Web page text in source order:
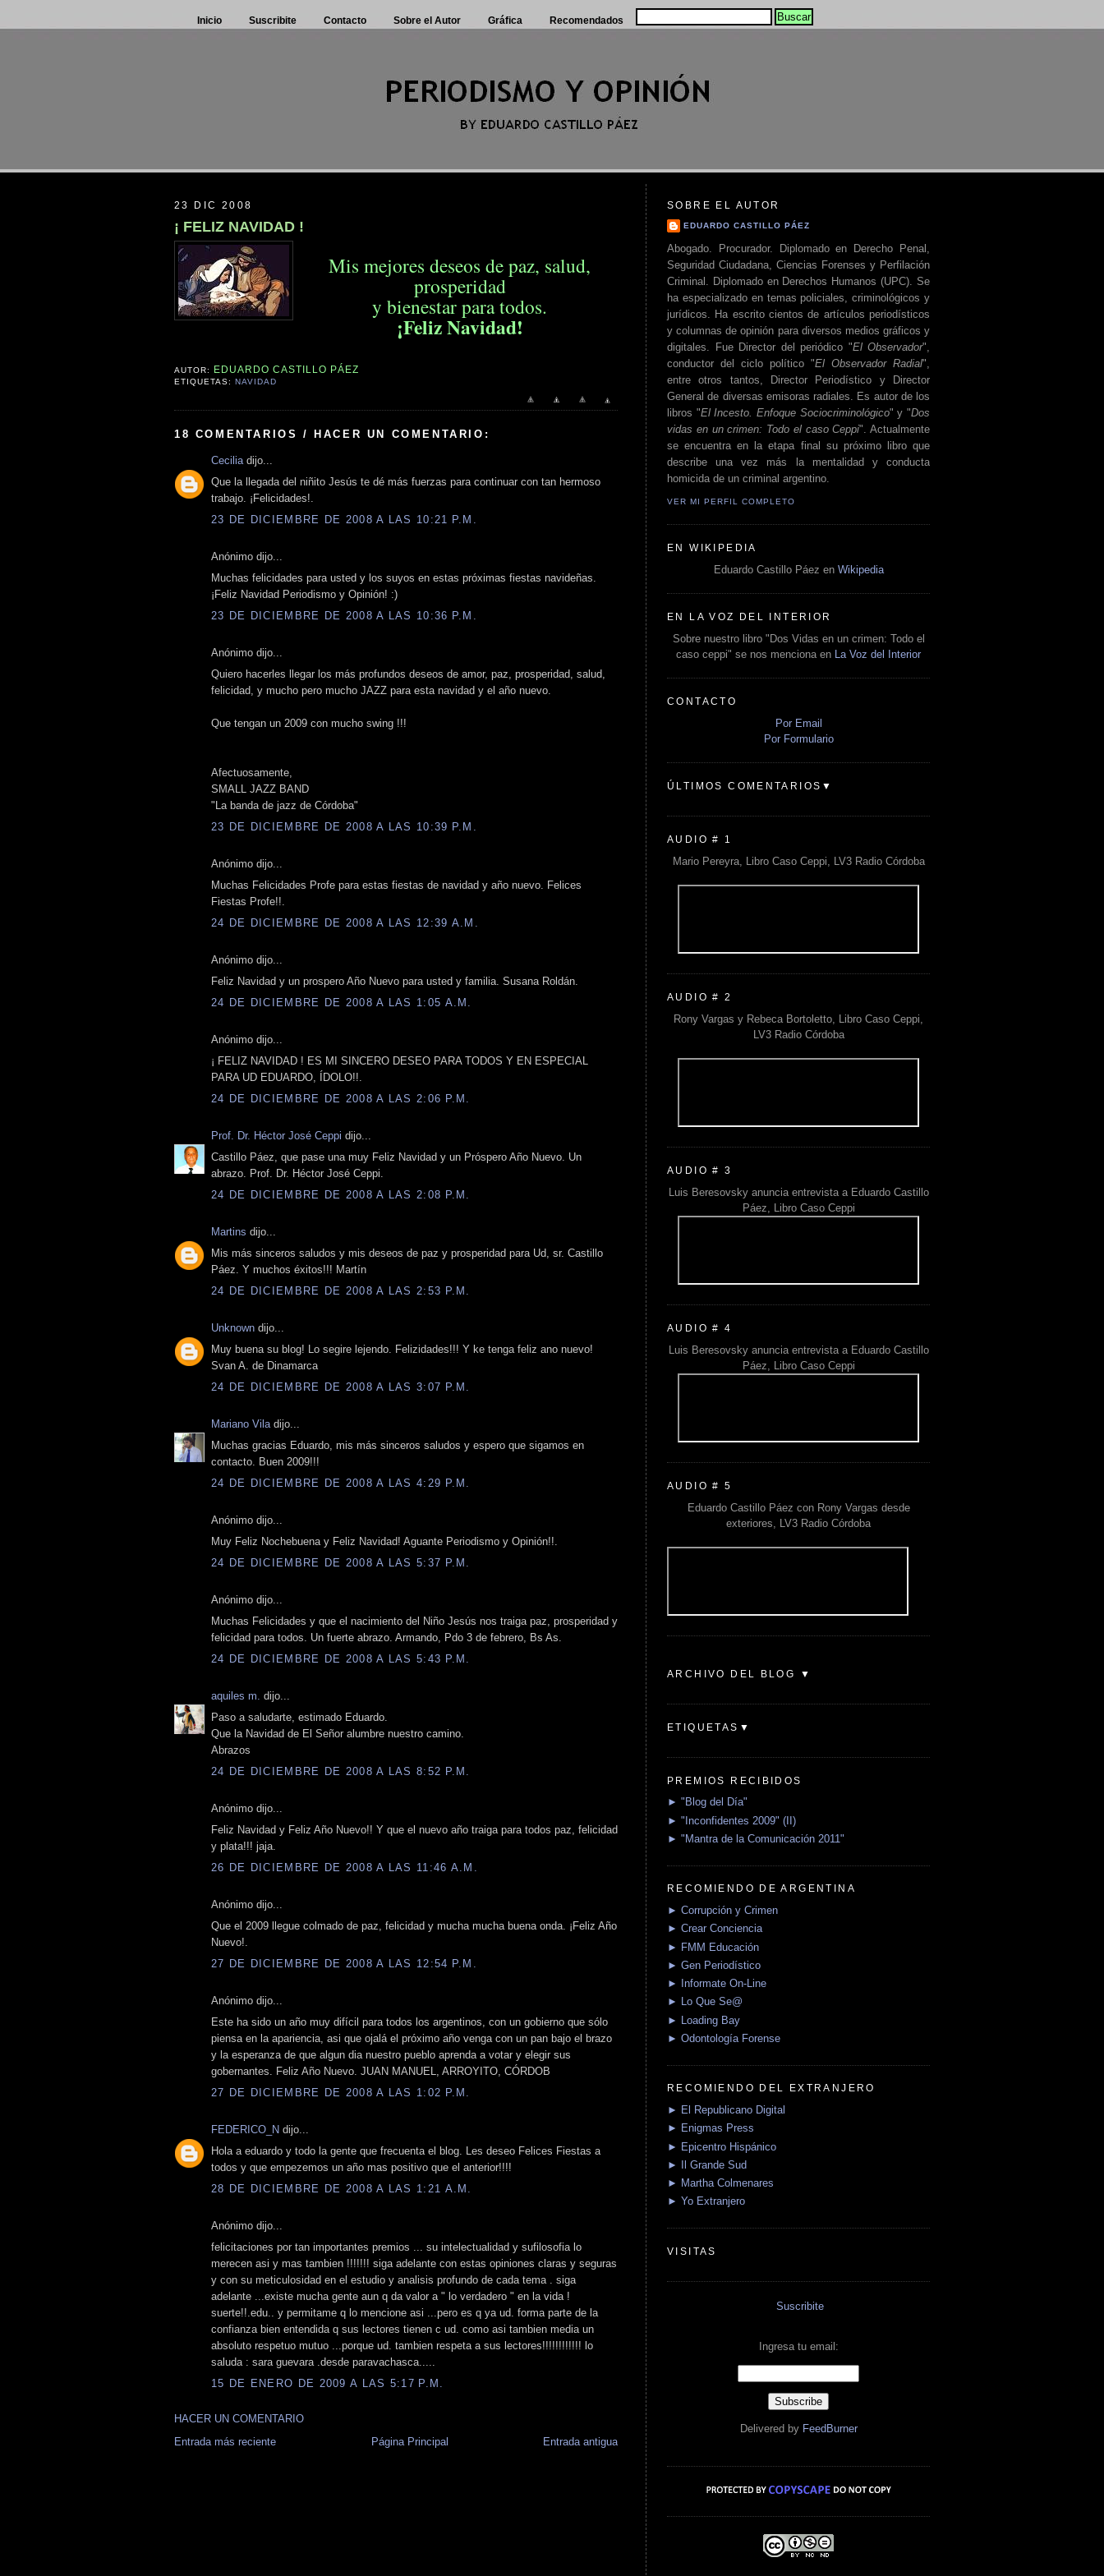
Inicio Suscribite Contacto Sobre el Autor Gráfica Recomendados
23 DIC 2008
¡ FELIZ NAVIDAD !
Mis mejores deseos de paz, salud,
prosperidad
y bienestar para todos.
¡Feliz Navidad!
AUTOR: EDUARDO CASTILLO PÁEZ
ETIQUETAS:NAVIDAD
18 COMENTARIOS / HACER UN COMENTARIO:
Cecilia dijo...
Que la llegada del niñito Jesús te dé más fuerzas para continuar con tan hermoso
trabajo. ¡Felicidades!.
23 DE DICIEMBRE DE 2008 A LAS 10:21 P.M.
Anónimo dijo...
Muchas felicidades para usted y los suyos en estas próximas fiestas navideñas.
¡Feliz Navidad Periodismo y Opinión! :)
23 DE DICIEMBRE DE 2008 A LAS 10:36 P.M.
Anónimo dijo...
Quiero hacerles llegar los más profundos deseos de amor, paz, prosperidad, salud,
felicidad, y mucho pero mucho JAZZ para esta navidad y el año nuevo.
Que tengan un 2009 con mucho swing !!!
Afectuosamente,
SMALL JAZZ BAND
"La banda de jazz de Córdoba"
23 DE DICIEMBRE DE 2008 A LAS 10:39 P.M.
Anónimo dijo...
Muchas Felicidades Profe para estas fiestas de navidad y año nuevo. Felices
Fiestas Profe!!.
24 DE DICIEMBRE DE 2008 A LAS 12:39 A.M.
Anónimo dijo...
Feliz Navidad y un prospero Año Nuevo para usted y familia. Susana Roldán.
24 DE DICIEMBRE DE 2008 A LAS 1:05 A.M.
Anónimo dijo...
¡ FELIZ NAVIDAD ! ES MI SINCERO DESEO PARA TODOS Y EN ESPECIAL
PARA UD EDUARDO, ÍDOLO!!.
24 DE DICIEMBRE DE 2008 A LAS 2:06 P.M.
Prof. Dr. Héctor José Ceppi dijo...
Castillo Páez, que pase una muy Feliz Navidad y un Próspero Año Nuevo. Un
abrazo. Prof. Dr. Héctor José Ceppi.
24 DE DICIEMBRE DE 2008 A LAS 2:08 P.M.
Martins dijo...
Mis más sinceros saludos y mis deseos de paz y prosperidad para Ud, sr. Castillo
Páez. Y muchos éxitos!!! Martín
24 DE DICIEMBRE DE 2008 A LAS 2:53 P.M.
Unknown dijo...
Muy buena su blog! Lo segire lejendo. Felizidades!!! Y ke tenga feliz ano nuevo!
Svan A. de Dinamarca
24 DE DICIEMBRE DE 2008 A LAS 3:07 P.M.
Mariano Vila dijo...
Muchas gracias Eduardo, mis más sinceros saludos y espero que sigamos en
contacto. Buen 2009!!!
24 DE DICIEMBRE DE 2008 A LAS 4:29 P.M.
Anónimo dijo...
Muy Feliz Nochebuena y Feliz Navidad! Aguante Periodismo y Opinión!!.
24 DE DICIEMBRE DE 2008 A LAS 5:37 P.M.
Anónimo dijo...
Muchas Felicidades y que el nacimiento del Niño Jesús nos traiga paz, prosperidad y
felicidad para todos. Un fuerte abrazo. Armando, Pdo 3 de febrero, Bs As.
24 DE DICIEMBRE DE 2008 A LAS 5:43 P.M.
aquiles m. dijo...
Paso a saludarte, estimado Eduardo.
Que la Navidad de El Señor alumbre nuestro camino.
Abrazos
24 DE DICIEMBRE DE 2008 A LAS 8:52 P.M.
Anónimo dijo...
Feliz Navidad y Feliz Año Nuevo!! Y que el nuevo año traiga para todos paz, felicidad
y plata!!! jaja.
26 DE DICIEMBRE DE 2008 A LAS 11:46 A.M.
Anónimo dijo...
Que el 2009 llegue colmado de paz, felicidad y mucha mucha buena onda. ¡Feliz Año
Nuevo!.
27 DE DICIEMBRE DE 2008 A LAS 12:54 P.M.
Anónimo dijo...
Este ha sido un año muy difícil para todos los argentinos, con un gobierno que sólo
piensa en la apariencia, asi que ojalá el próximo año venga con un pan bajo el brazo
y la esperanza de que algun dia nuestro pueblo aprenda a votar y elegir sus
gobernantes. Feliz Año Nuevo. JUAN MANUEL, ARROYITO, CÓRDOB
27 DE DICIEMBRE DE 2008 A LAS 1:02 P.M.
FEDERICO_N dijo...
Hola a eduardo y todo la gente que frecuenta el blog. Les deseo Felices Fiestas a
todos y que empezemos un año mas positivo que el anterior!!!!
28 DE DICIEMBRE DE 2008 A LAS 1:21 A.M.
Anónimo dijo...
felicitaciones por tan importantes premios ... su intelectualidad y sufilosofia lo
merecen asi y mas tambien !!!!!!! siga adelante con estas opiniones claras y seguras
y con su meticulosidad en el estudio y analisis profundo de cada tema . siga
adelante ...existe mucha gente aun q da valor a " lo verdadero " en la vida !
suerte!!.edu.. y permitame q lo mencione asi ...pero es q ya ud. forma parte de la
confianza bien entendida q sus lectores tienen c ud. como asi tambien media un
absoluto respetuo mutuo ...porque ud. tambien respeta a sus lectores!!!!!!!!!!!! lo
saluda : sara guevara .desde paravachasca.....
15 DE ENERO DE 2009 A LAS 5:17 P.M.
HACER UN COMENTARIO
Entrada más reciente
Entrada antigua
Página Principal
SOBRE EL AUTOR
EDUARDO CASTILLO PÁEZ
Abogado. Procurador. Diplomado en Derecho Penal,
Seguridad Ciudadana, Ciencias Forenses y Perfilación
Criminal. Diplomado en Derechos Humanos (UPC). Se
ha especializado en temas policiales, criminológicos y
jurídicos. Ha escrito cientos de artículos periodísticos
y columnas de opinión para diversos medios gráficos y
digitales. Fue Director del periódico "El Observador",
conductor del ciclo político "El Observador Radial",
entre otros tantos, Director Periodístico y Director
General de diversas emisoras radiales. Es autor de los
libros "El Incesto. Enfoque Sociocriminológico" y "Dos
vidas en un crimen: Todo el caso Ceppi". Actualmente
se encuentra en la etapa final su próximo libro que
describe una vez más la mentalidad y conducta
homicida de un criminal argentino.
VER MI PERFIL COMPLETO
EN WIKIPEDIA
Eduardo Castillo Páez en Wikipedia
EN LA VOZ DEL INTERIOR
Sobre nuestro libro "Dos Vidas en un crimen: Todo el
caso ceppi" se nos menciona en
La Voz del Interior
CONTACTO
Por Email
Por Formulario
ÚLTIMOS COMENTARIOS▼
AUDIO # 1
Mario Pereyra, Libro Caso Ceppi, LV3 Radio Córdoba
AUDIO # 2
Rony Vargas y Rebeca Bortoletto, Libro Caso Ceppi,
LV3 Radio Córdoba
AUDIO # 3
Luis Beresovsky anuncia entrevista a Eduardo Castillo
Páez, Libro Caso Ceppi
AUDIO # 4
Luis Beresovsky anuncia entrevista a Eduardo Castillo
Páez, Libro Caso Ceppi
AUDIO # 5
Eduardo Castillo Páez con Rony Vargas desde
exteriores, LV3 Radio Córdoba
ARCHIVO DEL BLOG ▼
ETIQUETAS▼
PREMIOS RECIBIDOS
► "Blog del Día"
► "Inconfidentes 2009" (II)
► "Mantra de la Comunicación 2011"
RECOMIENDO DE ARGENTINA
► Corrupción y Crimen
► Crear Conciencia
► FMM Educación
► Gen Periodístico
► Informate On-Line
► Lo Que Se@
► Loading Bay
► Odontología Forense
RECOMIENDO DEL EXTRANJERO
► El Republicano Digital
► Enigmas Press
► Epicentro Hispánico
► Il Grande Sud
► Martha Colmenares
► Yo Extranjero
VISITAS
Suscribite
Ingresa tu email:
Delivered by FeedBurner